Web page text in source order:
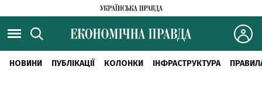
НОВИНИ ПУБЛІКАЦІЇ КОЛОНКИ ІНФРАСТРУКТУРА